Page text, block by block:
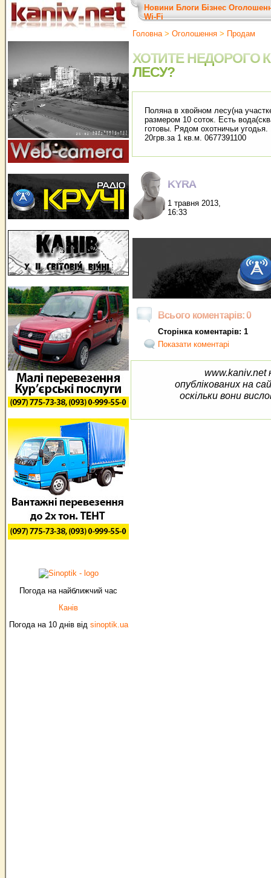
Погода на найближчий час
Канів
Погода на 10 днів від sinoptik.ua
Новини Блоги Бізнес
Wi-Fi
Головна> Оголошення > Продам
ХОТИТЕ НЕДОРОГО
ЛЕСУ?
Поляна в хвойном лесу(на
размером 10 соток. Есть
готовы. Рядом охотничьи
20грв.за 1 кв.м. 0677391100
KYRA
1 травня 2013,
16:33
Всього коментарів: 0
Сторінка коментарів: 1
Показати коментарі
www.kaniv.net
опублікованих на
оскільки вони